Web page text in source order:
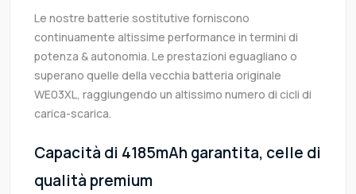
Le nostre batterie sostitutive forniscono
continuamente altissime performance in termini di
potenza & autonomia. Le prestazioni eguagliano o
superano quelle della vecchia batteria originale
WE03XL, raggiungendo un altissimo numero di cicli di
carica-scarica.
Capacità di 4185mAh garantita, celle di
qualità premium